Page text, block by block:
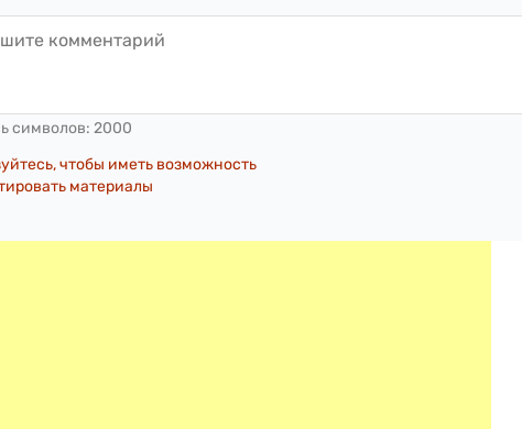
символов: 2000
чтобы иметь возможность
материалы